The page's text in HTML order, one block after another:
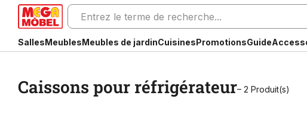
SallesMeublesMeubles de jardinCuisinesPromotionsGuide
Caissons pour réfrigérateur– 2 Produit(s)